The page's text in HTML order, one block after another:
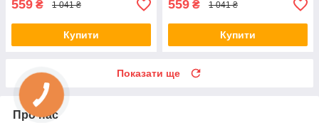
559 ₴ 1 041 ₴
Купити
559 ₴ 1 041 ₴
Купити
Показати ще
Про нас